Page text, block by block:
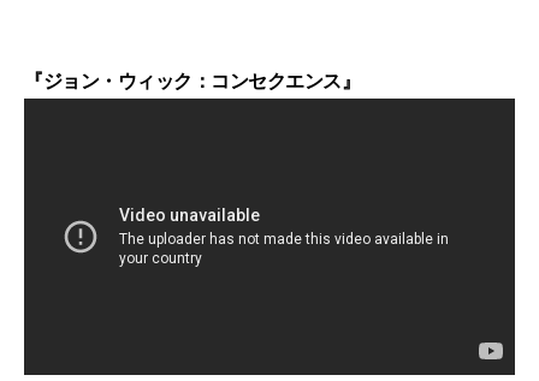
『ジョン・ウィック：コンセクエンス』